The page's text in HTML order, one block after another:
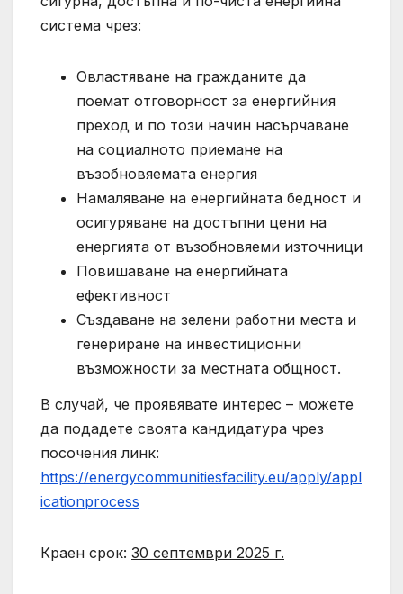
система чрез:
Овластяване на гражданите да
поемат отговорност за енергийния
преход и по този начин насърчаване
на социалното приемане на
възобновяемата енергия
Намаляване на енергийната бедност и
осигуряване на достъпни цени на
енергията от възобновяеми източници
Повишаване на енергийната
ефективност
Създаване на зелени работни места и
генериране на инвестиционни
възможности за местната общност.
В случай, че проявявате интерес – можете
да подадете своята кандидатура чрез
посочения линк:
https://energycommunitiesfacility.eu/apply/appl
icationprocess
Краен срок: 30 септември 2025 г.